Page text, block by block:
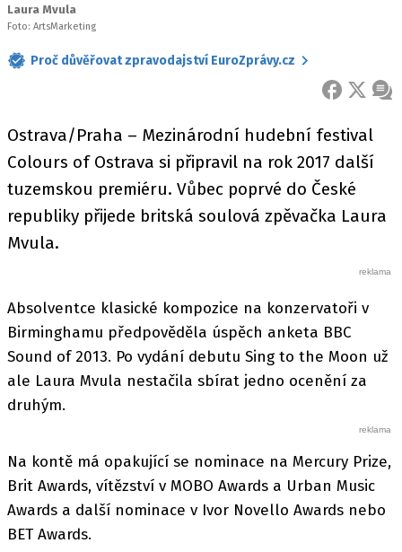
Laura Mvula
Foto: ArtsMarketing
Proč důvěřovat zpravodajství EuroZprávy.cz
FACEBOOK
X
Ostrava/Praha – Mezinárodní hudební festival
Colours of Ostrava si připravil na rok 2017 další
tuzemskou premiéru. Vůbec poprvé do České
republiky přijede britská soulová zpěvačka Laura
Mvula.
Absolventce klasické kompozice na konzervatoři v
Birminghamu předpověděla úspěch anketa BBC
Sound of 2013. Po vydání debutu Sing to the Moon už
ale Laura Mvula nestačila sbírat jedno ocenění za
druhým.
Na kontě má opakující se nominace na Mercury Prize,
Brit Awards, vítězství v MOBO Awards a Urban Music
Awards a další nominace v Ivor Novello Awards nebo
BET Awards.